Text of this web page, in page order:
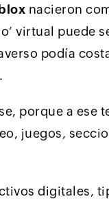
nacieron
virtual puede
podía
porque a
juegos,
digitales,